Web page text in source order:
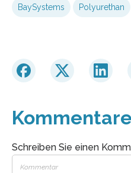
BaySystems Polyurethan
Schreiben Sie einen